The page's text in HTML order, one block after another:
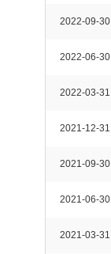
2022-09-30
2022-06-30
2022-03-31
2021-12-31
2021-09-30
2021-06-30
2021-03-31